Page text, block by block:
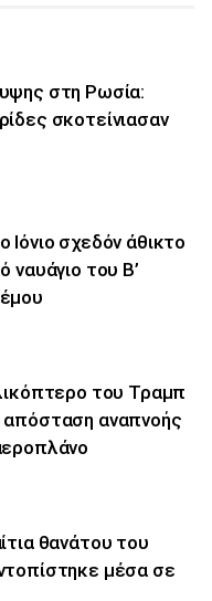
στη Ρωσία:
σκοτείνιασαν
Ιόνιο σχεδόν άθικτο
ναυάγιο του Β’
του Τραμπ
αναπνοής
θανάτου του
μέσα σε